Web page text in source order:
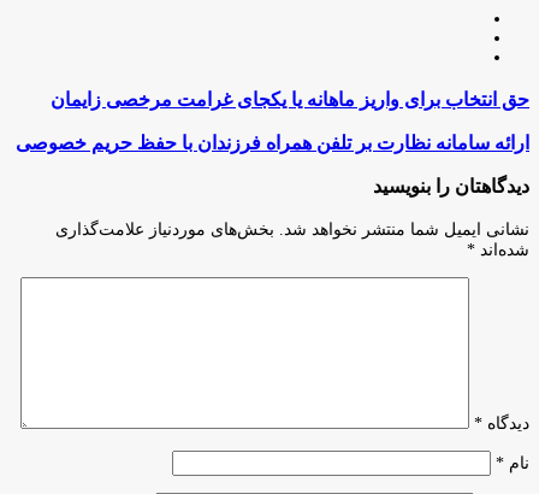
حق
انتخاب
برای
واریز
ماهانه
یا
یکجای
غرامت
مرخصی
حق انتخاب برای واریز ماهانه یا یکجای غرامت مرخصی زایمان
ارائه
نظارت
تلفن
همراه
ارائه سامانه نظارت بر تلفن همراه فرزندان با حفظ حریم خصوصی
دیدگاهتان را بنویسید
نشانی ایمیل شما منتشر نخواهد شد.
بخش‌های موردنیاز علامت‌گذاری
شده‌اند *
دیدگاه *
نام *